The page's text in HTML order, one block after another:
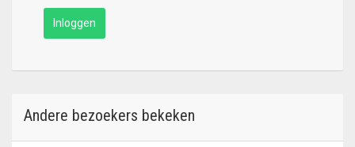
Inloggen
Andere bezoekers bekeken